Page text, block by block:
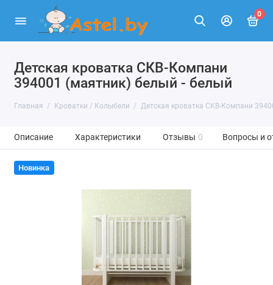
0
Детская кроватка СКВ-Компани
394001 (маятник) белый - белый
Главная Кроватки / Колыбели Детская кроватка СКВ-Компани
Описание Характеристики Отзывы 0 Вопросы и
Новинка